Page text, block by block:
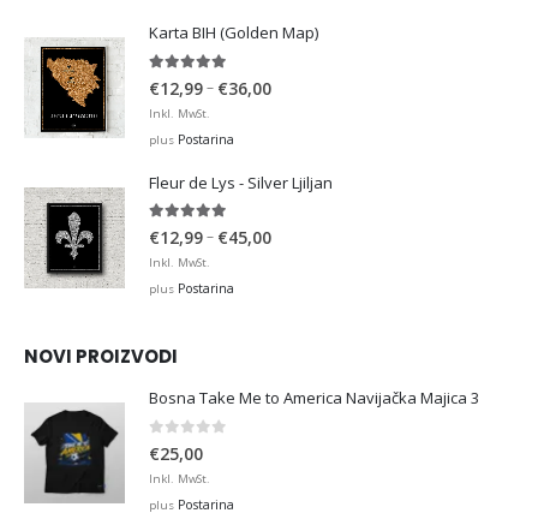
€36,00
Karta BIH (Golden Map)
4.93out of 5
€12,99– €36,00Price
€36,00
Inkl. MwSt.
plus Postarina
Fleur de Lys - Silver Ljiljan
4.88out of 5
€12,99– €45,00Price
Inkl. MwSt.
plus Postarina
NOVI PROIZVODI
Bosna Take Me to America Navijačka Majica 3
0 out of 5
€25,00
Inkl. MwSt.
plus Postarina